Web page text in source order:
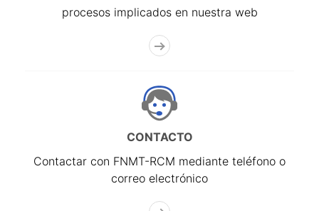
procesos implicados en nuestra web
CONTACTO
Contactar con FNMT-RCM mediante teléfono o
correo electrónico